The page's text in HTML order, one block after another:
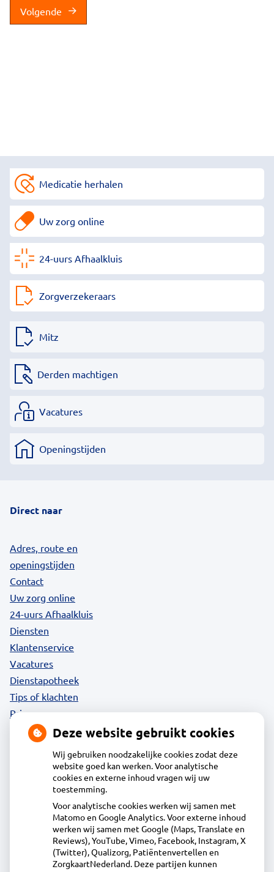
Volgende
Medicatie herhalen
Uw zorg online
24-uurs Afhaalkluis
Zorgverzekeraars
Mitz
Derden machtigen
Vacatures
Openingstijden
Direct naar
Adres, route en
openingstijden
Contact
Uw zorg online
24-uurs Afhaalkluis
Diensten
Klantenservice
Vacatures
Dienstapotheek
Tips of klachten
Privacy
Acdapha Apotheek Langedijk
Voorburggracht 212, 1722GV Zuid-Scharwoude
0226313918
info@apotheeklangedijk.nl
Deze website gebruikt cookies
Wij gebruiken noodzakelijke cookies zodat deze
website goed kan werken. Voor analytische
cookies en externe inhoud vragen wij uw
toestemming.
Voor analytische cookies werken wij samen met
Matomo en Google Analytics. Voor externe inhoud
werken wij samen met Google (Maps, Translate en
Reviews), YouTube, Vimeo, Facebook, Instagram, X
(Twitter), Qualizorg, Patiëntenvertellen en
ZorgkaartNederland. Deze partijen kunnen